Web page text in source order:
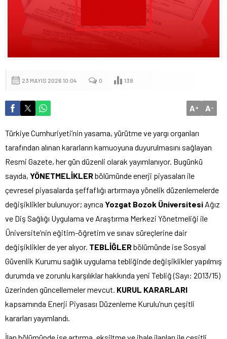
23 MAYIS 2026 10:04 0 138
A+ A-
Türkiye Cumhuriyeti’nin yasama, yürütme ve yargı organları
tarafından alınan kararların kamuoyuna duyurulmasını sağlayan
Resmi Gazete, her gün düzenli olarak yayımlanıyor. Bugünkü
sayıda, YÖNETMELİKLERbölümünde enerji piyasaları ile
çevresel piyasalarda şeffaflığı artırmaya yönelik düzenlemelerde
değişiklikler bulunuyor; ayrıca Yozgat Bozok Üniversitesi Ağız
ve Diş Sağlığı Uygulama ve Araştırma Merkezi Yönetmeliği ile
Üniversite’nin eğitim-öğretim ve sınav süreçlerine dair
değişiklikler de yer alıyor. TEBLİĞLERbölümünde ise Sosyal
Güvenlik Kurumu sağlık uygulama tebliğinde değişiklikler yapılmış
durumda ve zorunlu karşılıklar hakkında yeni Tebliğ (Sayı: 2013/15)
üzerinden güncellemeler mevcut. KURUL KARARLARI
kapsamında Enerji Piyasası Düzenleme Kurulu’nun çeşitli
kararları yayımlandı.